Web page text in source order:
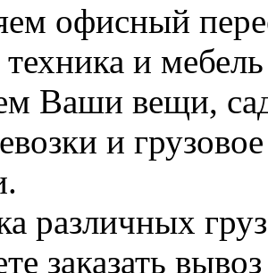
офисный
и
Ваши вещи,
и
различных
заказать